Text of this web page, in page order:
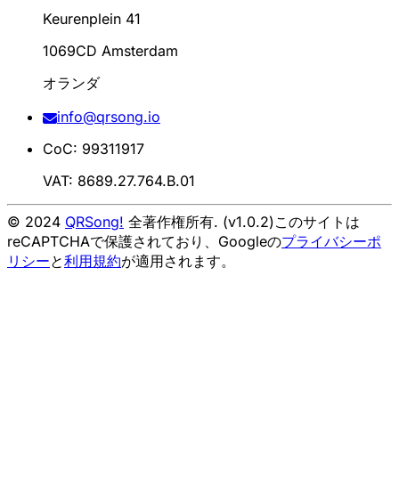
Keurenplein 41
1069CD Amsterdam
オランダ
info@qrsong.io
CoC: 99311917
VAT: 8689.27.764.B.01
© 2024 QRSong! 全著作権所有. (v1.0.2)このサイトは
reCAPTCHAで保護されており、Googleのプライバシーポ
リシーと利用規約が適用されます。